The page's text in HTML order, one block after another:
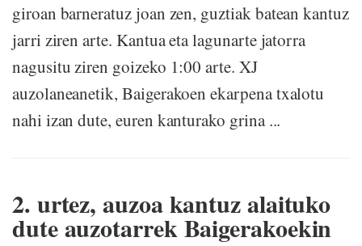
giroan barneratuz joan zen, guztiak batean kantuz
jarri ziren arte. Kantua eta lagunarte jatorra
nagusitu ziren goizeko 1:00 arte. XJ
auzolaneanetik, Baigerakoen ekarpena txalotu
nahi izan dute, euren kanturako grina ...
2. urtez, auzoa kantuz alaituko
dute auzotarrek Baigerakoekin